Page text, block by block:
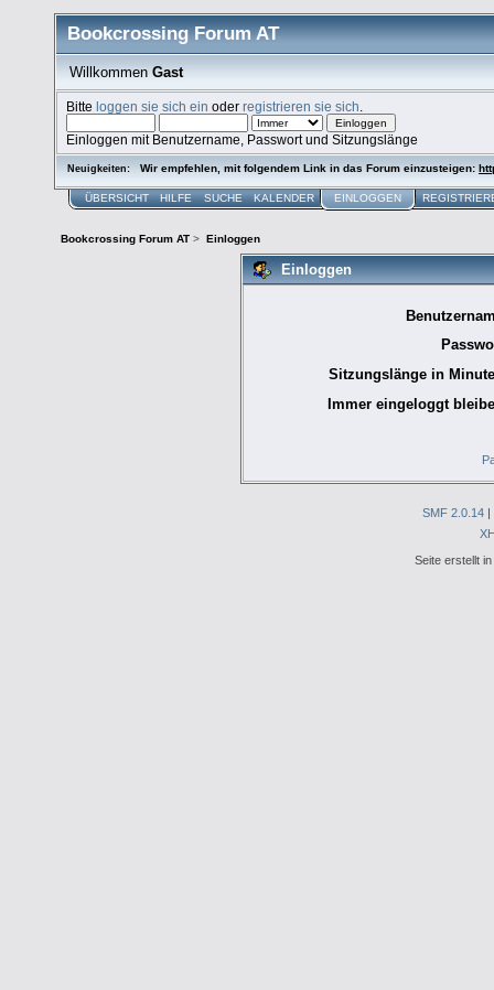
Bookcrossing Forum AT
Willkommen Gast
Bitteloggen sie sich ein oderregistrieren sie sich
Einloggen mit Benutzername, Passwort und Sitzungslänge
Neuigkeiten: Wir empfehlen, mit folgendem Link in das Forum einzusteigen:
ÜBERSICHT HILFE SUCHE KALENDER EINLOGGEN
Bookcrossing Forum AT > Einloggen
Einloggen
Sitzungslänge in
Immer eingeloggt
SMF 2.0.14 |
Seite erstellt